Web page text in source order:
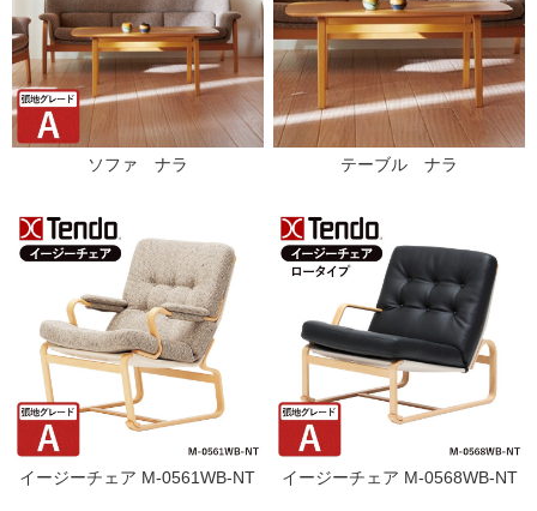
ソファ ナラ テーブル ナラ
イージーチェア M-0561WB-NT イージーチェア M-0568WB-NT